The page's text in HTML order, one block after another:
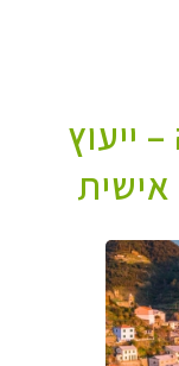
ייעוץ
אישית